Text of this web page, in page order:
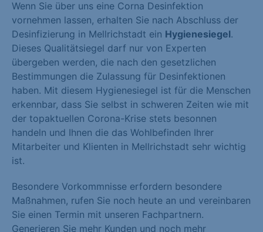
Wenn Sie über uns eine Corna Desinfektion
vornehmen lassen, erhalten Sie nach Abschluss der
Desinfizierung in Mellrichstadt ein Hygienesiegel.
Dieses Qualitätsiegel darf nur von Experten
übergeben werden, die nach den gesetzlichen
Bestimmungen die Zulassung für Desinfektionen
haben. Mit diesem Hygienesiegel ist für die Menschen
erkennbar, dass Sie selbst in schweren Zeiten wie mit
der topaktuellen Corona-Krise stets besonnen
handeln und Ihnen die das Wohlbefinden Ihrer
Mitarbeiter und Klienten in Mellrichstadt sehr wichtig
ist.
Besondere Vorkommnisse erfordern besondere
Maßnahmen, rufen Sie noch heute an und vereinbaren
Sie einen Termin mit unseren Fachpartnern.
Generieren Sie mehr Kunden und noch mehr